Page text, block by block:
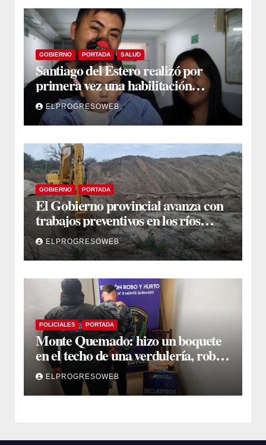
GOBIERNO PORTADA SALUD
Santiago del Estero realizó por
primera vez una habilitación
auditiva con vincha de conducción
óseaELPROGRESOWEB
GOBIERNO PORTADA
El Gobierno provincial avanza con
trabajos preventivos en los ríos
Dulce y Salado y en los Bajos
Submeridionales
ELPROGRESOWEB
POLICIALES PORTADA
Monte Quemado: hizo un boquete
en el techo de una verdulería, robó
$800.000 y cayó tras ser filmado
ELPROGRESOWEB